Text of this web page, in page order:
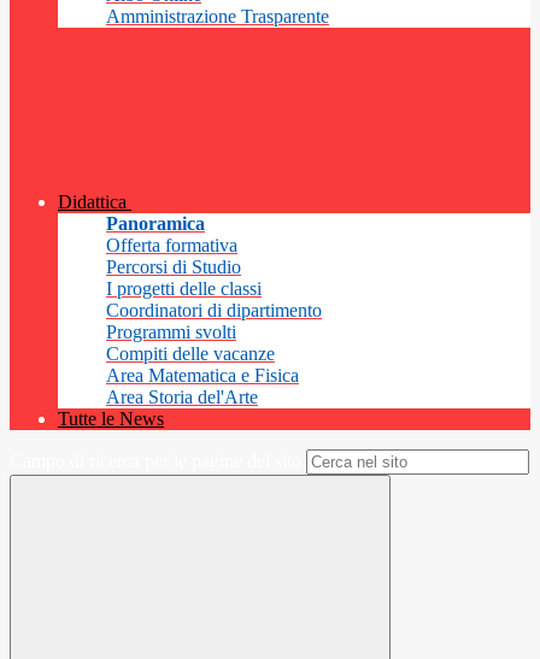
Amministrazione Trasparente
Didattica
Panoramica
Offerta formativa
Percorsi di Studio
I progetti delle classi
Coordinatori di dipartimento
Programmi svolti
Compiti delle vacanze
Area Matematica e Fisica
Area Storia del'Arte
Tutte le News